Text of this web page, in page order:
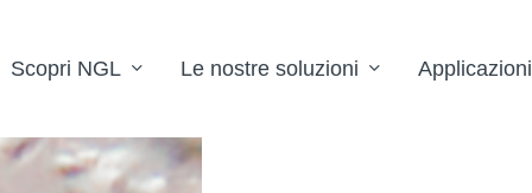
Scopri NGL Le nostre soluzioni Applicazioni